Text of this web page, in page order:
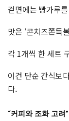
겉면에는 빵가루
맛은 ‘콘치즈쫀득
각 1개씩 한 세트
이건 단순 간식보
다.
“커피와 조화 고려”